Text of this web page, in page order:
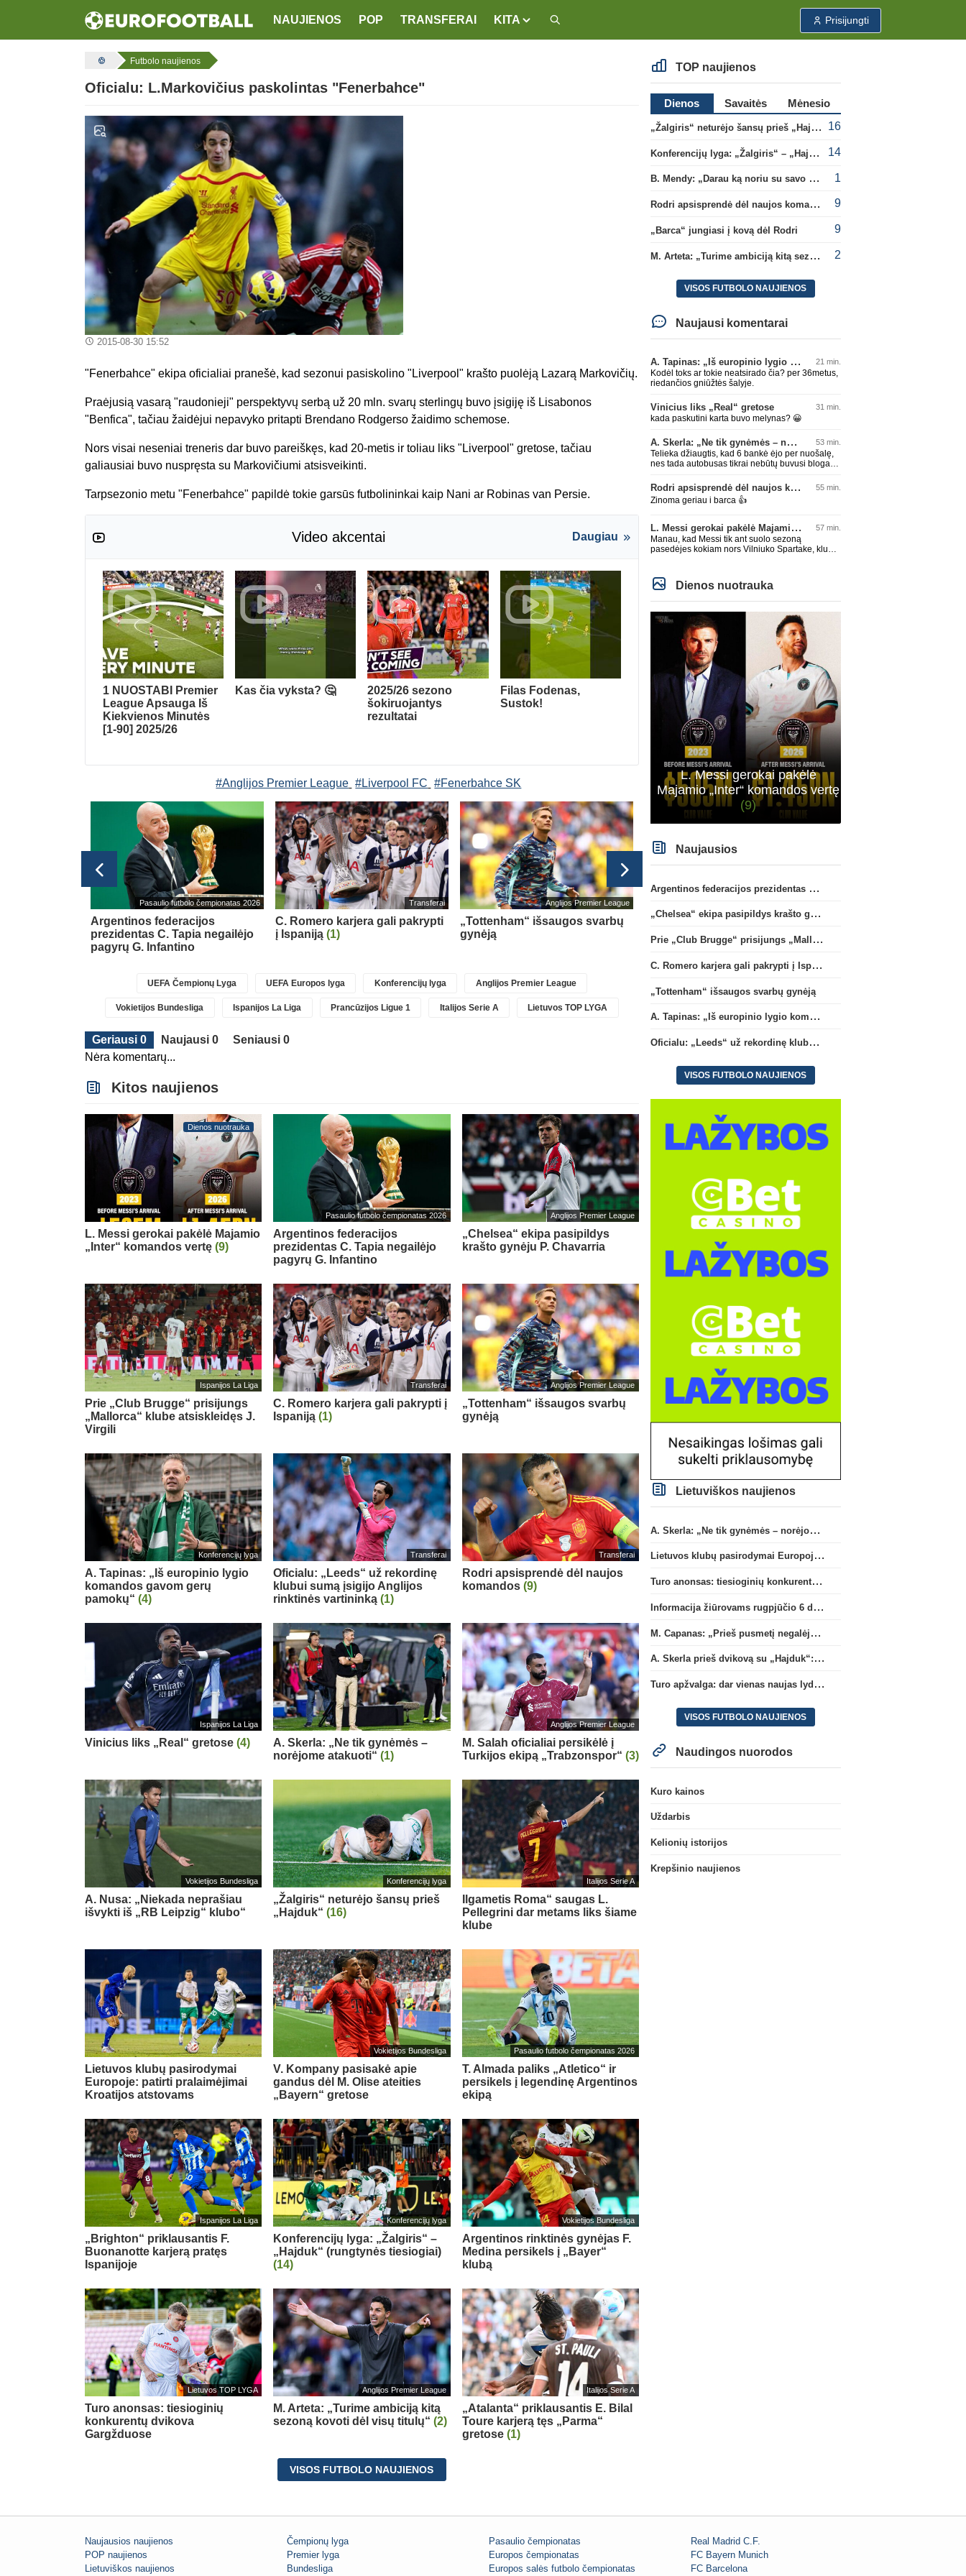
NAUJIENOS POP TRANSFERAI KITA Prisijungti
Futbolo naujienos
Oficialu: L.Markovičius paskolintas "Fenerbahce"
2015-08-30 15:52
"Fenerbahce" ekipa oficialiai pranešė, kad sezonui pasiskolino "Liverpool" krašto puolėją Lazarą Markovičių.
Praėjusią vasarą "raudonieji" perspektyvų serbą už 20 mln. svarų sterlingų buvo įsigiję iš Lisabonos
"Benfica", tačiau žaidėjui nepavyko pritapti Brendano Rodgerso žaidimo schemose.
Nors visai neseniai treneris dar buvo pareiškęs, kad 20-metis ir toliau liks "Liverpool" gretose, tačiau
galiausiai buvo nuspręsta su Markovičiumi atsisveikinti.
Tarpsezonio metu "Fenerbahce" papildė tokie garsūs futbolininkai kaip Nani ar Robinas van Persie.
Video akcentai Daugiau
1 NUOSTABI Premier
League Apsauga Iš
Kiekvienos Minutės
[1-90] 2025/26
Kas čia vyksta? 🤔
2025/26 sezono
šokiruojantys
rezultatai
Filas Fodenas,
Sustok!
#Anglijos Premier League #Liverpool FC #Fenerbahce SK
Pasaulio futbolo čempionatas 2026
Argentinos federacijos
prezidentas C. Tapia negailėjo
pagyrų G. Infantino
Transferai
C. Romero karjera gali pakrypti
į Ispaniją (1)
Anglijos Premier League
„Tottenham“ išsaugos svarbų
gynėją
Oficialu: „Leeds“ už rekordinę
klubui sumą įsigijo Anglijos
rinktinės vartininką(1)
UEFA Čempionų Lyga UEFA Europos lyga Konferencijų lyga Anglijos Premier League
Vokietijos Bundesliga Ispanijos La Liga Prancūzijos Ligue 1 Italijos Serie A Lietuvos TOP LYGA
Geriausi 0 Naujausi 0
Seniausi 0
Nėra komentarų...
Kitos naujienos
Dienos nuotrauka
L. Messi gerokai pakėlė Majamio
„Inter“ komandos vertę (9)
Pasaulio futbolo čempionatas 2026
Argentinos federacijos
prezidentas C. Tapia negailėjo
pagyrų G. Infantino
Anglijos Premier League
„Chelsea“ ekipa pasipildys
krašto gynėju P. Chavarria
Ispanijos La Liga
Prie „Club Brugge“ prisijungs
„Mallorca“ klube atsiskleidęs J.
Virgili
Transferai
C. Romero karjera gali pakrypti į
Ispaniją(1)
Anglijos Premier League
„Tottenham“ išsaugos svarbų
gynėją
Konferencijų lyga
A. Tapinas: „Iš europinio lygio
komandos gavom gerų
pamokų“ (4)
Transferai
Oficialu: „Leeds“ už rekordinę
klubui sumą įsigijo Anglijos
rinktinės vartininką(1)
Transferai
Rodri apsisprendė dėl naujos
komandos (9)
Ispanijos La Liga
Vinicius liks „Real“ gretose (4)
A. Skerla: „Ne tik gynėmės –
norėjome atakuoti“(1)
Anglijos Premier League
M. Salah oficialiai persikėlė į
Turkijos ekipą „Trabzonspor“ (3)
Vokietijos Bundesliga
A. Nusa: „Niekada neprašiau
išvykti iš „RB Leipzig“ klubo“
Konferencijų lyga
„Žalgiris“ neturėjo šansų prieš
„Hajduk“(16)
Italijos Serie A
Ilgametis Roma“ saugas L.
Pellegrini dar metams liks šiame
klube
Lietuvos klubų pasirodymai
Europoje: patirti pralaimėjimai
Kroatijos atstovams
Vokietijos Bundesliga
V. Kompany pasisakė apie
gandus dėl M. Olise ateities
„Bayern“ gretose
Pasaulio futbolo čempionatas 2026
T. Almada paliks „Atletico“ ir
persikels į legendinę Argentinos
ekipą
Ispanijos La Liga
„Brighton“ priklausantis F.
Buonanotte karjerą pratęs
Ispanijoje
Konferencijų lyga
Konferencijų lyga: „Žalgiris“ –
„Hajduk“ (rungtynės tiesiogiai)
(14)
Vokietijos Bundesliga
Argentinos rinktinės gynėjas F.
Medina persikels į „Bayer“
klubą
Lietuvos TOP LYGA
Turo anonsas: tiesioginių
konkurentų dvikova
Gargžduose
Anglijos Premier League
M. Arteta: „Turime ambiciją kitą
sezoną kovoti dėl visų titulų“(2)
Italijos Serie A
„Atalanta“ priklausantis E. Bilal
Toure karjerą tęs „Parma“
gretose (1)
VISOS FUTBOLO NAUJIENOS
TOP naujienos
Dienos Savaitės
Mėnesio
„Žalgiris“ neturėjo šansų prieš „Hajduk“
16
Konferencijų lyga: „Žalgiris“ – „Hajduk“ (rungtynės tiesiogiai) 14
B. Mendy: „Darau ką noriu su savo pasaulio čempionato titulu“ 1
Rodri apsisprendė dėl naujos komandos 9
„Barca“ jungiasi į kovą dėl Rodri 9
M. Arteta: „Turime ambiciją kitą sezoną kovoti dėl visų titulų“ 2
VISOS FUTBOLO NAUJIENOS
Naujausi komentarai
A. Tapinas: „Iš europinio lygio komandos gavom gerų pamokų“ 21 min.
Kodėl toks ar tokie neatsirado čia? per 36metus,
riedančios gniūžtės šalyje.
Vinicius liks „Real“ gretose 31 min.
kada paskutini karta buvo melynas? 😀
A. Skerla: „Ne tik gynėmės – norėjome atakuoti“ 53 min.
Telieka džiaugtis, kad 6 bankė ėjo per nuošalę,
nes tada autobusas tikrai nebūtų buvusi bloga
Rodri apsisprendė dėl naujos komandos 55 min.
Zinoma geriau i barca 👍
L. Messi gerokai pakėlė Majamio „Inter“ komandos vertę 57 min.
Manau, kad Messi tik ant suolo sezoną
pasedėjes kokiam nors Vilniuko Spartake, klubo
Dienos nuotrauka
L. Messi gerokai pakėlė
Majamio „Inter“ komandos vertę
(9)
Naujausios
Argentinos federacijos prezidentas C. Tapia negailėjo pagyrų G. Infantino
„Chelsea“ ekipa pasipildys krašto gynėju P. Chavarria
Prie „Club Brugge“ prisijungs „Mallorca“ klube atsiskleidęs J. Virgili
C. Romero karjera gali pakrypti į Ispaniją
„Tottenham“ išsaugos svarbų gynėją
A. Tapinas: „Iš europinio lygio komandos gavom gerų pamokų“
Oficialu: „Leeds“ už rekordinę klubui sumą įsigijo Anglijos rinktinės vartininką
VISOS FUTBOLO NAUJIENOS
Lietuviškos naujienos
A. Skerla: „Ne tik gynėmės – norėjome atakuoti“
Lietuvos klubų pasirodymai Europoje: patirti pralaimėjimai Kroatijos atstovams
Turo anonsas: tiesioginių konkurentų dvikova Gargžduose
Informacija žiūrovams rugpjūčio 6 d. UEFA rungtynėms
M. Capanas: „Prieš pusmetį negalėjau net įsivaizduoti, kad žaisime prieš „Hajduk“
A. Skerla prieš dvikovą su „Hajduk“: „Tai kito kalibro komanda“
Turo apžvalga: dar vienas naujas lyderis
VISOS FUTBOLO NAUJIENOS
Naudingos nuorodos
Kuro kainos
Uždarbis
Kelionių istorijos
Krepšinio naujienos
Naujausios naujienos
POP naujienos
Lietuviškos naujienos
Čempionų lyga
Premier lyga
Bundesliga
Pasaulio čempionatas
Europos čempionatas
Europos salės futbolo čempionatas
Real Madrid C.F.
FC Bayern Munich
FC Barcelona